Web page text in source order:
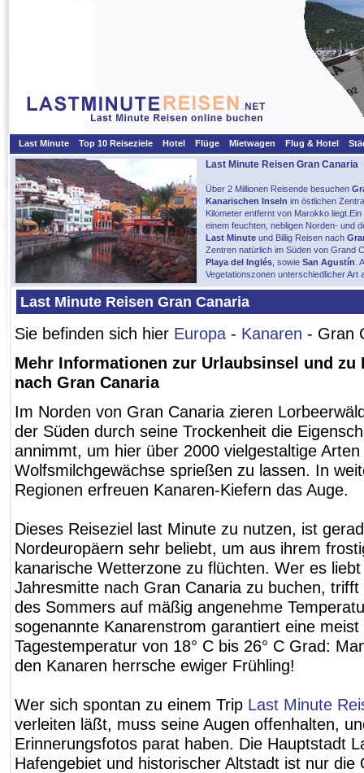
Last Minute Top 10 Reiseziele Hotel Flüge Mietwagen Flug & Hotel
Last Minute Reisen Gran Canaria
Über 2 Millionen Reisende besuchen
Kanarischen Inseln im östlichen
Kilometer entfernt von Marokko
einem feuchten, nebligen Norden- und
Last Minute und Billig Reisen nach
Zentren natürlich im Süden von Grand
Playa del Inglés , sowie San Agustín .
Vegetationszonen unterschiedlicher Art
Last Minute Reisen Gran Canaria
Sie befinden sich hier Europa - Kanaren - Gran
Mehr Informationen zur Urlaubsinsel und zu
nach Gran Canaria
Im Norden von Gran Canaria zieren
der Süden durch seine Trockenheit die
annimmt, um hier über 2000 vielgestaltige Arten
Wolfsmilchgewächse sprießen zu lassen. In
Regionen erfreuen Kanaren-Kiefern das Auge.
Dieses Reiseziel last Minute zu nutzen, ist
Nordeuropäern sehr beliebt, um aus ihrem
kanarische Wetterzone zu flüchten. Wer es
Jahresmitte nach Gran Canaria zu buchen,
des Sommers auf mäßig angenehme
sogenannte Kanarenstrom garantiert eine meist
Tagestemperatur von 18° C bis 26° C Grad:
den Kanaren herrsche ewiger Frühling!
Wer sich spontan zu einem Trip Last Minute
verleiten läßt, muss seine Augen offenhalten,
Erinnerungsfotos parat haben. Die Hauptstadt
Hafengebiet und historischer Altstadt ist nur die